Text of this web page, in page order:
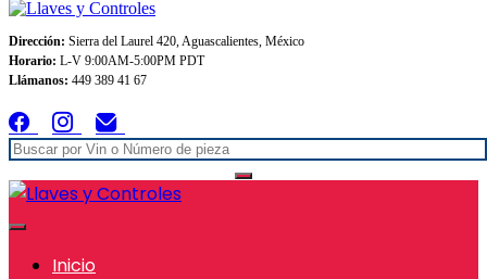
Dirección: Sierra del Laurel 420, Aguascalientes, México
Horario: L-V 9:00AM-5:00PM PDT
Llámanos: 449 389 41 67
Inicio